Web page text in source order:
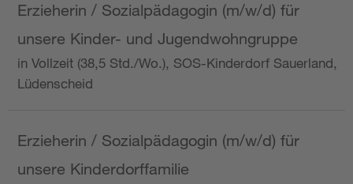
Erzieherin / Sozialpädagogin (m/w/d) für
unsere Kinder- und Jugendwohngruppe
in Vollzeit (38,5 Std./Wo.), SOS-Kinderdorf Sauerland,
Lüdenscheid
Erzieherin / Sozialpädagogin (m/w/d) für
unsere Kinderdorffamilie